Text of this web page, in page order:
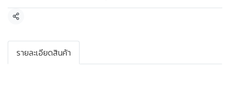
แชร์
รายละเอียดสินค้า